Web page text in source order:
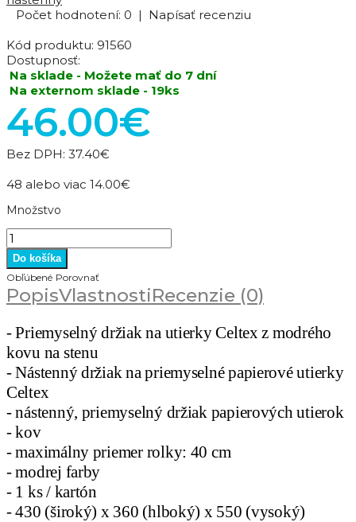
Počet hodnotení: 0 | Napísať recenziu
Kód produktu: 91560
Dostupnosť:
Na sklade - Možete mať do 7 dní
Na externom sklade - 19ks
46.00€
Bez DPH: 37.40€
48 alebo viac 14.00€
Množstvo
Obľúbené Porovnať
PopisVlastnostiRecenzie (0)
- Priemyselný držiak na utierky Celtex z modrého
kovu na stenu
- Nástenný držiak na priemyselné papierové utierky
Celtex
- nástenný, priemyselný držiak papierových utierok
- kov
- maximálny priemer rolky: 40 cm
- modrej farby
- 1 ks / kartón
- 430 (široký) x 360 (hlboký) x 550 (vysoký)